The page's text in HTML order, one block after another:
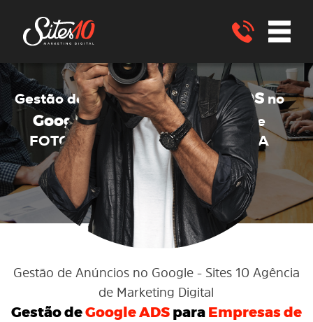
Gestão de anúncios noGoogle ADS no
Google ADS
para EMPRESAS de
FOTOGRAFIA
Santa Bárbara - BA
ENVIE UM WHATSAPP
Gestão de Anúncios no Google - Sites 10 Agência
de Marketing Digital
Gestão de Google ADSpara Empresas de